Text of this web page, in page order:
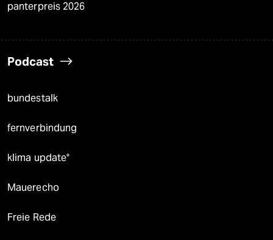
panterpreis 2026
Podcast
bundestalk
fernverbindung
klima update°
Mauerecho
Freie Rede